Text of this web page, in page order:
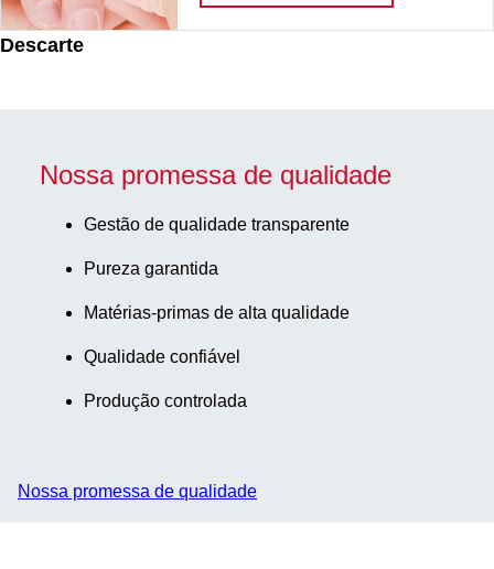
Descarte
Nossa promessa de qualidade
Gestão de qualidade transparente
Pureza garantida
Matérias-primas de alta qualidade
Qualidade confiável
Produção controlada
Nossa promessa de qualidade